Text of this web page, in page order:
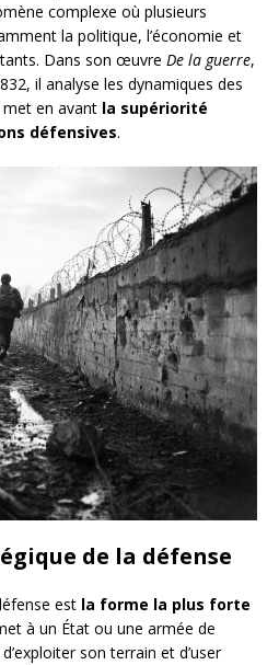
complexe où plusieurs
la politique, l’économie et
Dans son œuvre De la guerre,
il analyse les dynamiques des
en avant la supériorité
défensives.
de la défense
est la forme la plus forte
à un État ou une armée de
son terrain et d’user